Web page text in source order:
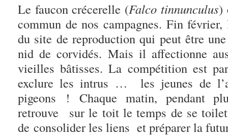
Le faucon crécerelle (Falco tinnunculus)
commun de nos campagnes. Fin
du site de reproduction qui peut être
nid de corvidés. Mais il affectionne
vieilles bâtisses. La compétition est
exclure les intrus … les jeunes de
pigeons ! Chaque matin, pendant
retrouve sur le toit le temps de se
de consolider les liens et préparer la